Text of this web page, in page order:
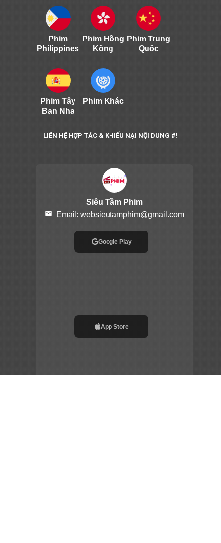
Phim
Philippines
Phim Hồng
Kông
Phim Trung
Quốc
Phim Tây
Ban Nha
Phim Khác
LIÊN HỆ HỢP TÁC & KHIẾU NẠI NỘI DUNG #!
Siêu Tầm Phim
email Email: websieutamphim@gmail.com
Google Play
App Store